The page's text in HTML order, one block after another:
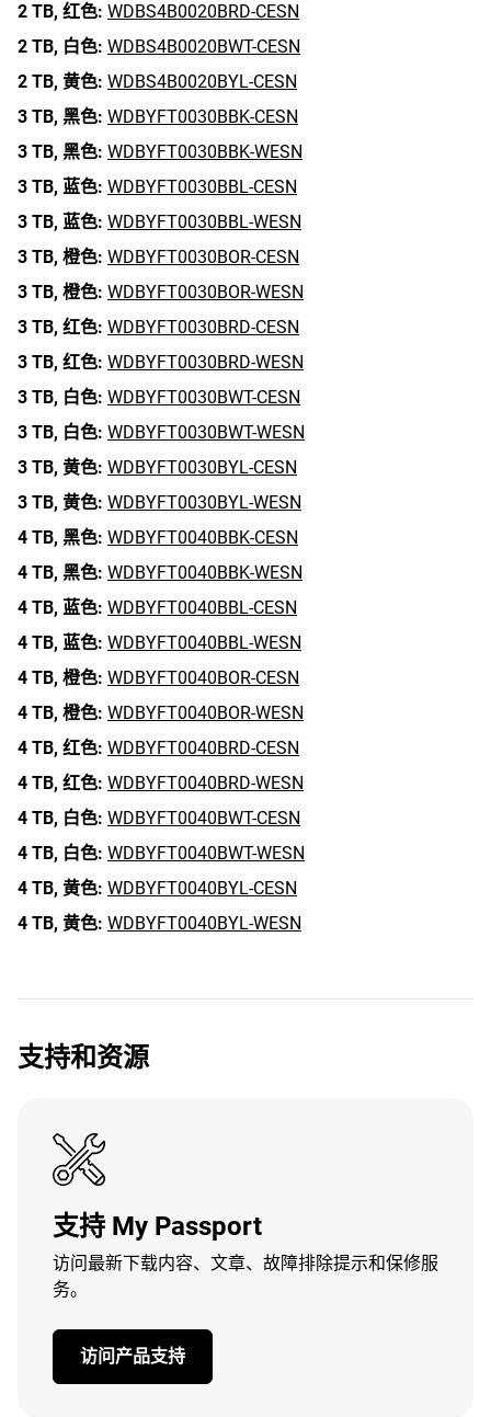
2 TB, 红色: WDBS4B0020BRD-CESN
2 TB, 白色: WDBS4B0020BWT-CESN
2 TB, 黄色: WDBS4B0020BYL-CESN
3 TB, 黑色: WDBYFT0030BBK-CESN
3 TB, 黑色: WDBYFT0030BBK-WESN
3 TB, 蓝色: WDBYFT0030BBL-CESN
3 TB, 蓝色: WDBYFT0030BBL-WESN
3 TB, 橙色: WDBYFT0030BOR-CESN
3 TB, 橙色: WDBYFT0030BOR-WESN
3 TB, 红色: WDBYFT0030BRD-CESN
3 TB, 红色: WDBYFT0030BRD-WESN
3 TB, 白色: WDBYFT0030BWT-CESN
3 TB, 白色: WDBYFT0030BWT-WESN
3 TB, 黄色: WDBYFT0030BYL-CESN
3 TB, 黄色: WDBYFT0030BYL-WESN
4 TB, 黑色: WDBYFT0040BBK-CESN
4 TB, 黑色: WDBYFT0040BBK-WESN
4 TB, 蓝色: WDBYFT0040BBL-CESN
4 TB, 蓝色: WDBYFT0040BBL-WESN
4 TB, 橙色: WDBYFT0040BOR-CESN
4 TB, 橙色: WDBYFT0040BOR-WESN
4 TB, 红色: WDBYFT0040BRD-CESN
4 TB, 红色: WDBYFT0040BRD-WESN
4 TB, 白色: WDBYFT0040BWT-CESN
4 TB, 白色: WDBYFT0040BWT-WESN
4 TB, 黄色: WDBYFT0040BYL-CESN
4 TB, 黄色: WDBYFT0040BYL-WESN
支持和资源
支持 My Passport
访问最新下载内容、文章、故障排除提示和保修服
务。
访问产品支持